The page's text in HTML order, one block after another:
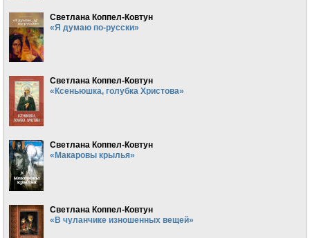
Светлана Коппел-Ковтун
«Я думаю по-русски»
Светлана Коппел-Ковтун
«Ксеньюшка, голубка Христова»
Светлана Коппел-Ковтун
«Макаровы крылья»
Светлана Коппел-Ковтун
«В чуланчике изношенных вещей»